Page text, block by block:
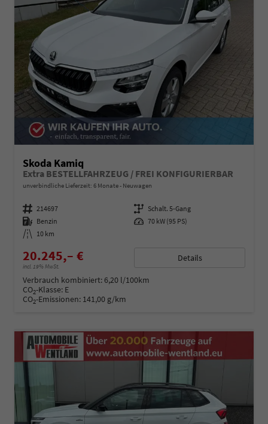
Skoda Kamiq
Extra BESTELLFAHRZEUG / FREI KONFIGURIERBAR
unverbindliche Lieferzeit: 6 Monate Neuwagen
Fahrzeugnummer 214697 Getriebe Schalt. 5-Gang
Kraftstoff Benzin Leistung 70 kW (95 PS)
Kilometerstand 10 km
20.245,– €
incl. 19% MwSt.
Details
Verbrauch kombiniert:6,20 l/100km
CO2-Klasse: E
CO2-Emissionen: 141,00 g/km